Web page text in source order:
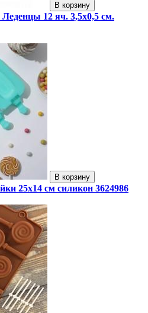
В корзину
12 яч. 3,5х0,5 см.
В корзину
25х14 см силикон 3624986